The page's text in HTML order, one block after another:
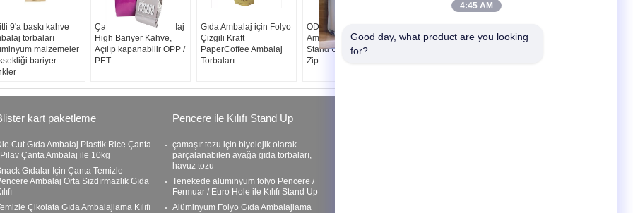
9'a baskı kahve
torbaları
malzemeler
bariyer
Çanta ile Vana Ambalaj
High Bariyer Kahve,
Açılıp kapanabilir OPP /
PET
Gıda Ambalaj için Folyo
Çizgili Kraft
PaperCoffee Ambalaj
Torbaları
ODM OEM Renkli Baskı
Ambalaj Kahve Çanta
Stand Up Lock Torbalar
Zip
mobilya, Seksiyonel
kart paketleme
Cut Gıda Ambalaj Plastik Rice Çanta
Çanta Ambalaj ile 10kg
Gıdalar İçin Çanta Temizle
Ambalaj Orta Sızdırmazlık Gıda
Çikolata Gıda Ambalajlama Kılıfı
Pencere ile Kılıfı Stand Up
çamaşır tozu için biyolojik olarak
parçalanabilen ayağa gıda torbaları,
havuz tozu
Tenekede alüminyum folyo Pencere /
Fermuar / Euro Hole ile Kılıfı Stand Up
Alüminyum Folyo Gıda Ambalajlama
4:45 AM
Good day, what product are you looking
for?